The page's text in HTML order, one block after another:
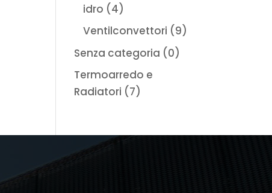
idro (4)
Ventilconvettori (9)
Senza categoria (0)
Termoarredo e
Radiatori (7)